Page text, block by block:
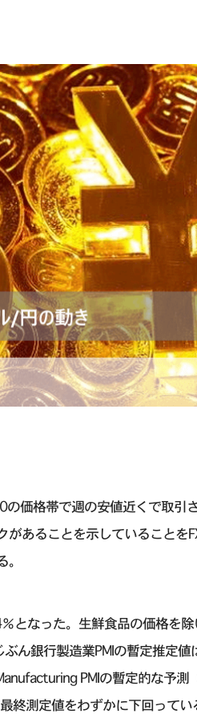
価格帯で週の安値近くで取引
あることを示していることを
となった。生鮮食品の価格を
ん銀行製造業PMIの暫定推定
PMIの暫定的な予測
終測定値をわずかに下回ってい